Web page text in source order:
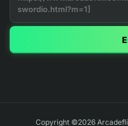
Copyright ©2026